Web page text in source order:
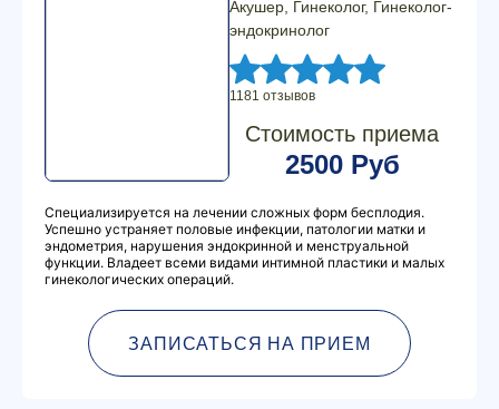
Акушер, Гинеколог, Гинеколог-
эндокринолог
1181 отзывов
Стоимость приема
2500 Руб
Специализируется на лечении сложных форм бесплодия.
Успешно устраняет половые инфекции, патологии матки и
эндометрия, нарушения эндокринной и менструальной
функции. Владеет всеми видами интимной пластики и малых
гинекологических операций.
ЗАПИСАТЬСЯ НА ПРИЕМ